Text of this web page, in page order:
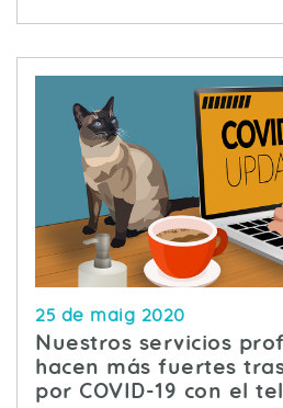
25 de maig 2020
Nuestros servicios
hacen más fuertes
por COVID-19 con el